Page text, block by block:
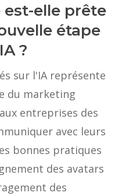
elle prête
étape
?
sur l'IA représente
du marketing
entreprises des
avec leurs
bonnes pratiques
des avatars
des